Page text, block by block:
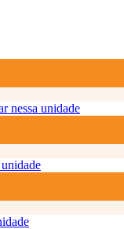
nessa unidade